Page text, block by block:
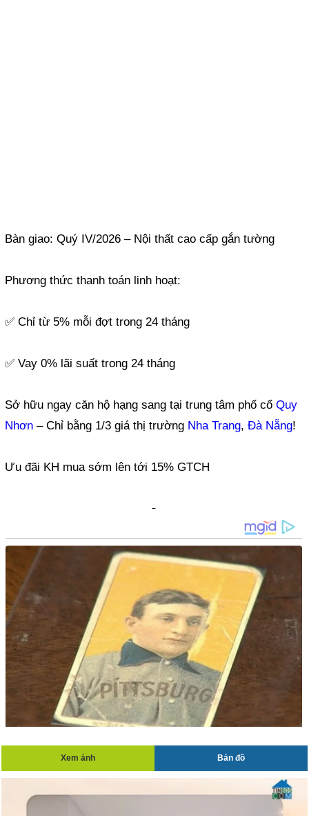
Bàn giao: Quý IV/2026 – Nội thất cao cấp gắn tường
Phương thức thanh toán linh hoạt:
✅ Chỉ từ 5% mỗi đợt trong 24 tháng
✅ Vay 0% lãi suất trong 24 tháng
Sở hữu ngay căn hộ hạng sang tại trung tâm phố cổQuy
Nhơn – Chỉ bằng 1/3 giá thị trường Nha Trang,Đà Nẵng!
Ưu đãi KH mua sớm lên tới 15% GTCH
Xem ảnh Bản đồ